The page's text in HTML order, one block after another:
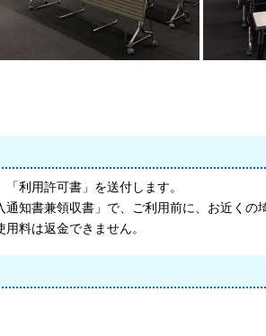
利用許可書」を送付します。
通知書兼領収書」で、ご利用前に、お近くの
料は返金できません。